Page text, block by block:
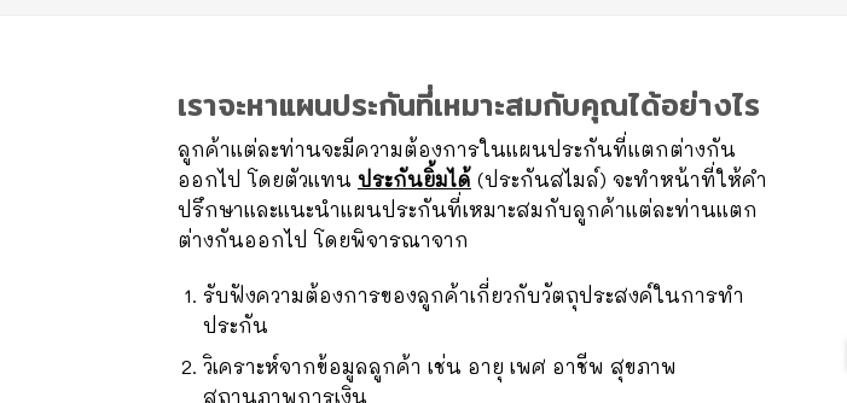
เราจะหาแผนประกันที่เหมาะสมกับคุณได้อย่างไร
ลูกค้าแต่ละท่านจะมีความต้องการในแผนประกันที่แตกต่างกัน
ออกไป โดยตัวแทน ประกันยิ้มได้ (ประกันสไมล์) จะทำหน้าที่ให้คำ
ปรึกษาและแนะนำแผนประกันที่เหมาะสมกับลูกค้าแต่ละท่านแตก
ต่างกันออกไป โดยพิจารณาจาก
รับฟังความต้องการของลูกค้าเกี่ยวกับวัตถุประสงค์ในการทำ
ประกัน
วิเคราะห์จากข้อมูลลูกค้า เช่น อายุ เพศ อาชีพ สุขภาพ
สถานภาพการเงิน